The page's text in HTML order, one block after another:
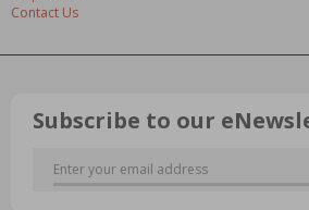
Contact Us
Subscribe to our